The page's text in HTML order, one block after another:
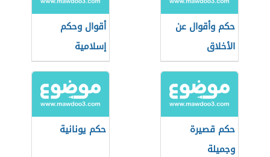
حكم وأقوال عن
الأخلاق
أقوال وحكم
إسلامية
حكم قصيرة
وجميلة
حكم يونانية